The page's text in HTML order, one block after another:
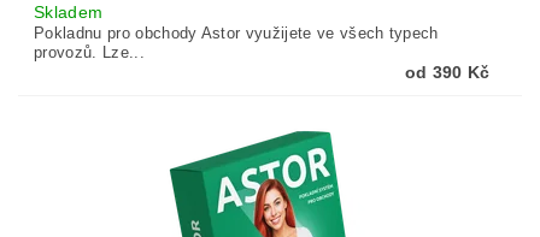
Skladem
Pokladnu pro obchody Astor využijete ve všech typech
provozů. Lze...
od 390 Kč